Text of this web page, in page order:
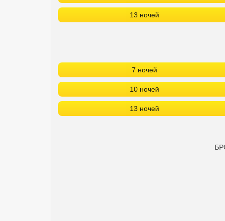
13 ночей
7 ночей
10 ночей
13 ночей